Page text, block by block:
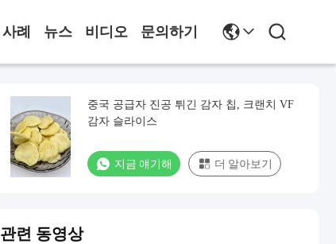
사례 뉴스 비디오 문의하기
중국 공급자 진공 튀긴 감자 칩, 크랜치 VF
감자 슬라이스
지금 얘기해 더 알아보기
관련 동영상